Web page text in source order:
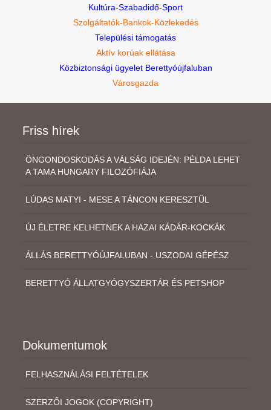
Kultúra-Szabadidő-Sport
Szolgáltatók-Bankok-Közlekedés
Települési támogatás
Aktív korúak ellátása
Közbiztonsági ügyelet Berettyóújfaluban
Városgazda
Friss hírek
ÖNGONDOSKODÁS A VÁLSÁG IDEJÉN: PÉLDA LEHET
A TAMA HUNGARY FILOZÓFIÁJA
LÚDAS MATYI - MESE A TÁNCON KERESZTÜL
ÚJ ÉLETRE KELHETNEK A HAZAI KÁDÁR-KOCKÁK
ÁLLÁS BERETTYÓÚJFALUBAN - USZODAI GÉPÉSZ
BERETTYÓ ÁLLATGYÓGYSZERTÁR ÉS PETSHOP
Dokumentumok
FELHASZNÁLÁSI FELTÉTELEK
SZERZŐI JOGOK (COPYRIGHT)